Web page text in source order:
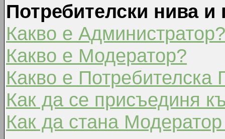
Потребителски нива и
Какво е Администратор?
Какво е Модератор?
Какво е Потребителска
Как да се присъединя
Как да стана